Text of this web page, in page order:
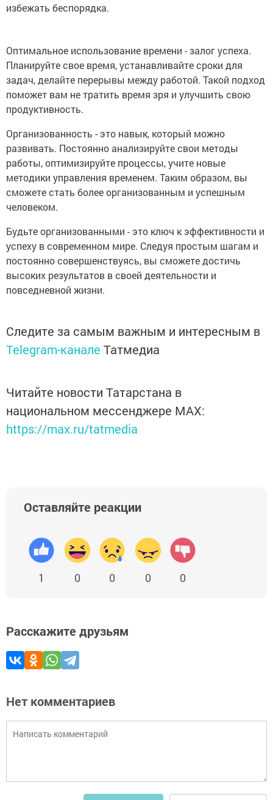
избежать беспорядка.
Оптимальное использование времени - залог успеха.
Планируйте свое время, устанавливайте сроки для
задач, делайте перерывы между работой. Такой подход
поможет вам не тратить время зря и улучшить свою
продуктивность.
Организованность - это навык, который можно
развивать. Постоянно анализируйте свои методы
работы, оптимизируйте процессы, учите новые
методики управления временем. Таким образом, вы
сможете стать более организованным и успешным
человеком.
Будьте организованными - это ключ к эффективности и
успеху в современном мире. Следуя простым шагам и
постоянно совершенствуясь, вы сможете достичь
высоких результатов в своей деятельности и
повседневной жизни.
Следите за самым важным и интересным в
Telegram-канале Татмедиа
Читайте новости Татарстана в
национальном мессенджере MАХ:
https://max.ru/tatmedia
Оставляйте реакции
1 0 0 0 0
Расскажите друзьям
Нет комментариев